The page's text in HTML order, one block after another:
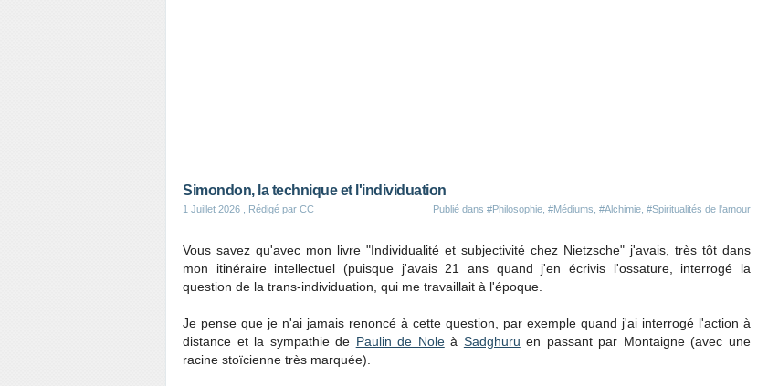
Simondon, la technique et l'individuation
1 Juillet 2026 , Rédigé par CC Publié dans #Philosophie #Médiums #Alchimie #Spiritualités de l'amour
Vous savez qu'avec mon livre "Individualité et subjectivité chez Nietzsche" j'avais, très tôt dans
mon itinéraire intellectuel (puisque j'avais 21 ans quand j'en écrivis l'ossature, interrogé la
question de la trans-individuation, qui me travaillait à l'époque.
Je pense que je n'ai jamais renoncé à cette question, par exemple quand j'ai interrogé l'action à
distance et la sympathie de Paulin de Noleà Sadghuru en passant par Montaigne (avec une
racine stoïcienne très marquée).